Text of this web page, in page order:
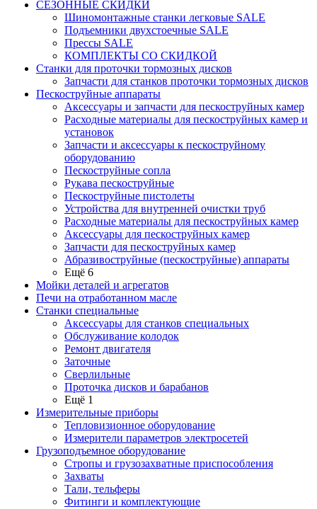
СЕЗОННЫЕ СКИДКИ
Шиномонтажные станки легковые SALE
Подъемники двухстоечные SALE
Прессы SALE
КОМПЛЕКТЫ СО СКИДКОЙ
Станки для проточки тормозных дисков
Запчасти для станков проточки тормозных дисков
Пескоструйные аппараты
Аксессуары и запчасти для пескоструйных камер
Расходные материалы для пескоструйных камер и
установок
Запчасти и аксессуары к пескоструйному
оборудованию
Пескоструйные сопла
Рукава пескоструйные
Пескоструйные пистолеты
Устройства для внутренней очистки труб
Расходные материалы для пескоструйных камер
Аксессуары для пескоструйных камер
Запчасти для пескоструйных камер
Абразивоструйные (пескоструйные) аппараты
Ещё 6
Мойки деталей и агрегатов
Печи на отработанном масле
Станки специальные
Аксессуары для станков специальных
Обслуживание колодок
Ремонт двигателя
Заточные
Сверлильные
Проточка дисков и барабанов
Ещё 1
Измерительные приборы
Тепловизионное оборудование
Измерители параметров электросетей
Грузоподъемное оборудование
Стропы и грузозахватные приспособления
Захваты
Тали, тельферы
Фитинги и комплектующие